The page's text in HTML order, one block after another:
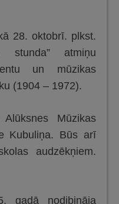
28. oktobrī. plkst.
stunda” atmiņu
un mūzikas
(1904 – 1972).
Mūzikas
Kubuliņa. Būs arī
audzēkņiem.
gadā nodibināja